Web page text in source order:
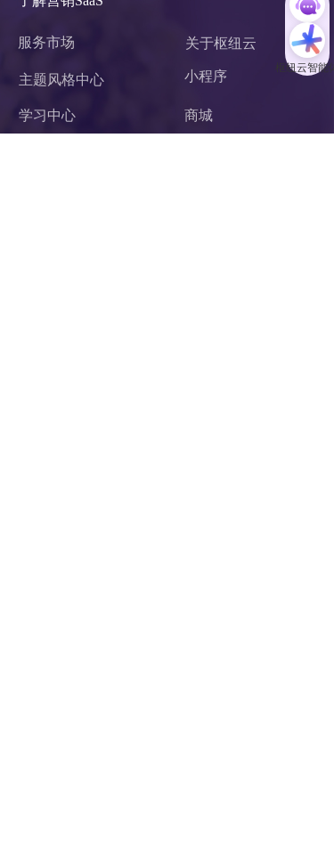
关于枢纽云
服务市场
主题风格中心 小程序
学习中心 商城